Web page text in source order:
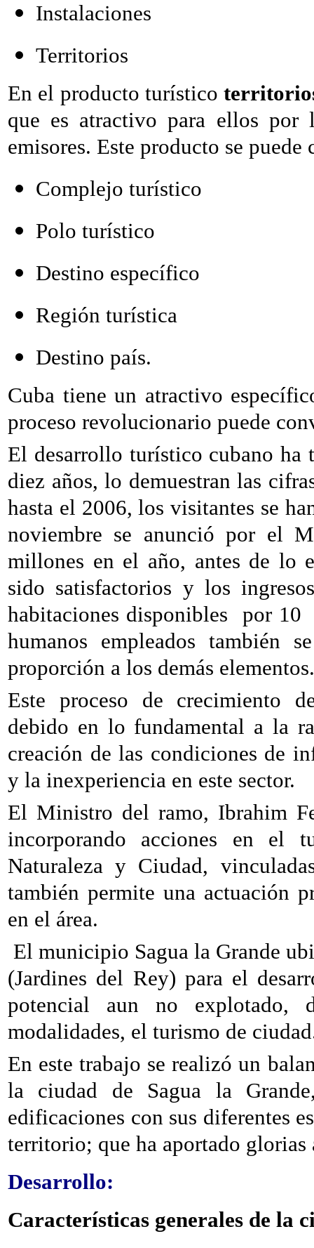
Instalaciones
Territorios
En el producto turístico
que es atractivo para ellos por
emisores. Este producto se puede
Complejo turístico
Polo turístico
Destino específico
Región turística
Destino país.
Cuba tiene un atractivo
proceso revolucionario puede
El desarrollo turístico cubano ha
diez años, lo demuestran las
hasta el 2006, los visitantes se
noviembre se anunció por el
millones en el año, antes de lo
sido satisfactorios y los
habitaciones disponibles
por 10
humanos empleados también
proporción a los demás elementos.
Este proceso de crecimiento
debido en lo fundamental a la
creación de las condiciones de
y la inexperiencia en este sector.
El Ministro del ramo, Ibrahim
incorporando acciones en el
Naturaleza y Ciudad,
también permite una actuación
en el área.
El municipio Sagua la Grande
(Jardines del Rey) para el
potencial aun no explotado,
modalidades, el turismo de
En este trabajo se realizó un
la ciudad de Sagua la
edificaciones con sus diferentes
territorio; que ha aportado
Desarrollo:
Características generales de la